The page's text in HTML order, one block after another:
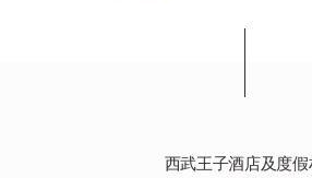
西武王子酒店及度